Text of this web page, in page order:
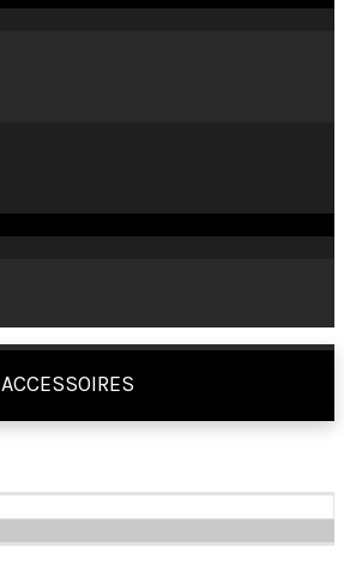
ACCESSOIRES